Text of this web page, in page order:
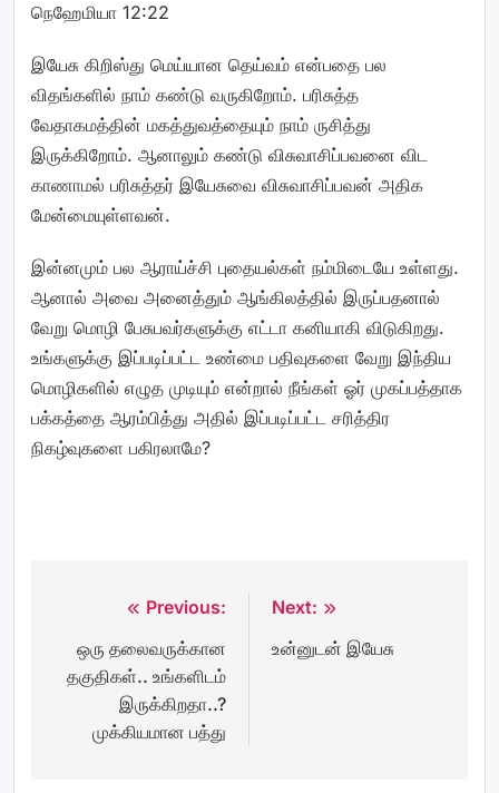
நெஹேமியா 12:22
இயேசு கிறிஸ்து மெய்யான தெய்வம் என்பதை பல
விதங்களில் நாம் கண்டு வருகிறோம். பரிசுத்த
வேதாகமத்தின் மகத்துவத்தையும் நாம் ருசித்து
இருக்கிறோம். ஆனாலும் கண்டு விசுவாசிப்பவனை விட
காணாமல் பரிசுத்தர் இயேசுவை விசுவாசிப்பவன் அதிக
மேன்மையுள்ளவன்.
இன்னமும் பல ஆராய்ச்சி புதையல்கள் நம்மிடையே உள்ளது.
ஆனால் அவை அனைத்தும் ஆங்கிலத்தில் இருப்பதனால்
வேறு மொழி பேசுபவர்களுக்கு எட்டா கனியாகி விடுகிறது.
உங்களுக்கு இப்படிப்பட்ட உண்மை பதிவுகளை வேறு இந்திய
மொழிகளில் எழுத முடியும் என்றால் நீங்கள் ஓர் முகப்பத்தாக
பக்கத்தை ஆரம்பித்து அதில் இப்படிப்பட்ட சரித்திர
நிகழ்வுகளை பகிரலாமே?
navigation
Previous:
ஒரு தலைவருக்கான
தகுதிகள்.. உங்களிடம்
இருக்கிறதா..?
முக்கியமான பத்து
Next:
உன்னுடன் இயேசு